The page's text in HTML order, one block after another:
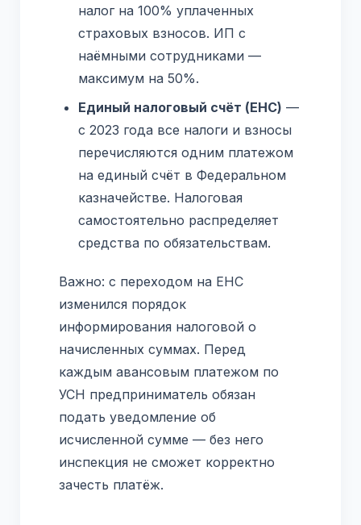
налог на 100% уплаченных
страховых взносов. ИП с
наёмными сотрудниками —
максимум на 50%.
Единый налоговый счёт (ЕНС) —
с 2023 года все налоги и взносы
перечисляются одним платежом
на единый счёт в Федеральном
казначействе. Налоговая
самостоятельно распределяет
средства по обязательствам.
Важно: с переходом на ЕНС
изменился порядок
информирования налоговой о
начисленных суммах. Перед
каждым авансовым платежом по
УСН предприниматель обязан
подать уведомление об
исчисленной сумме — без него
инспекция не сможет корректно
зачесть платёж.